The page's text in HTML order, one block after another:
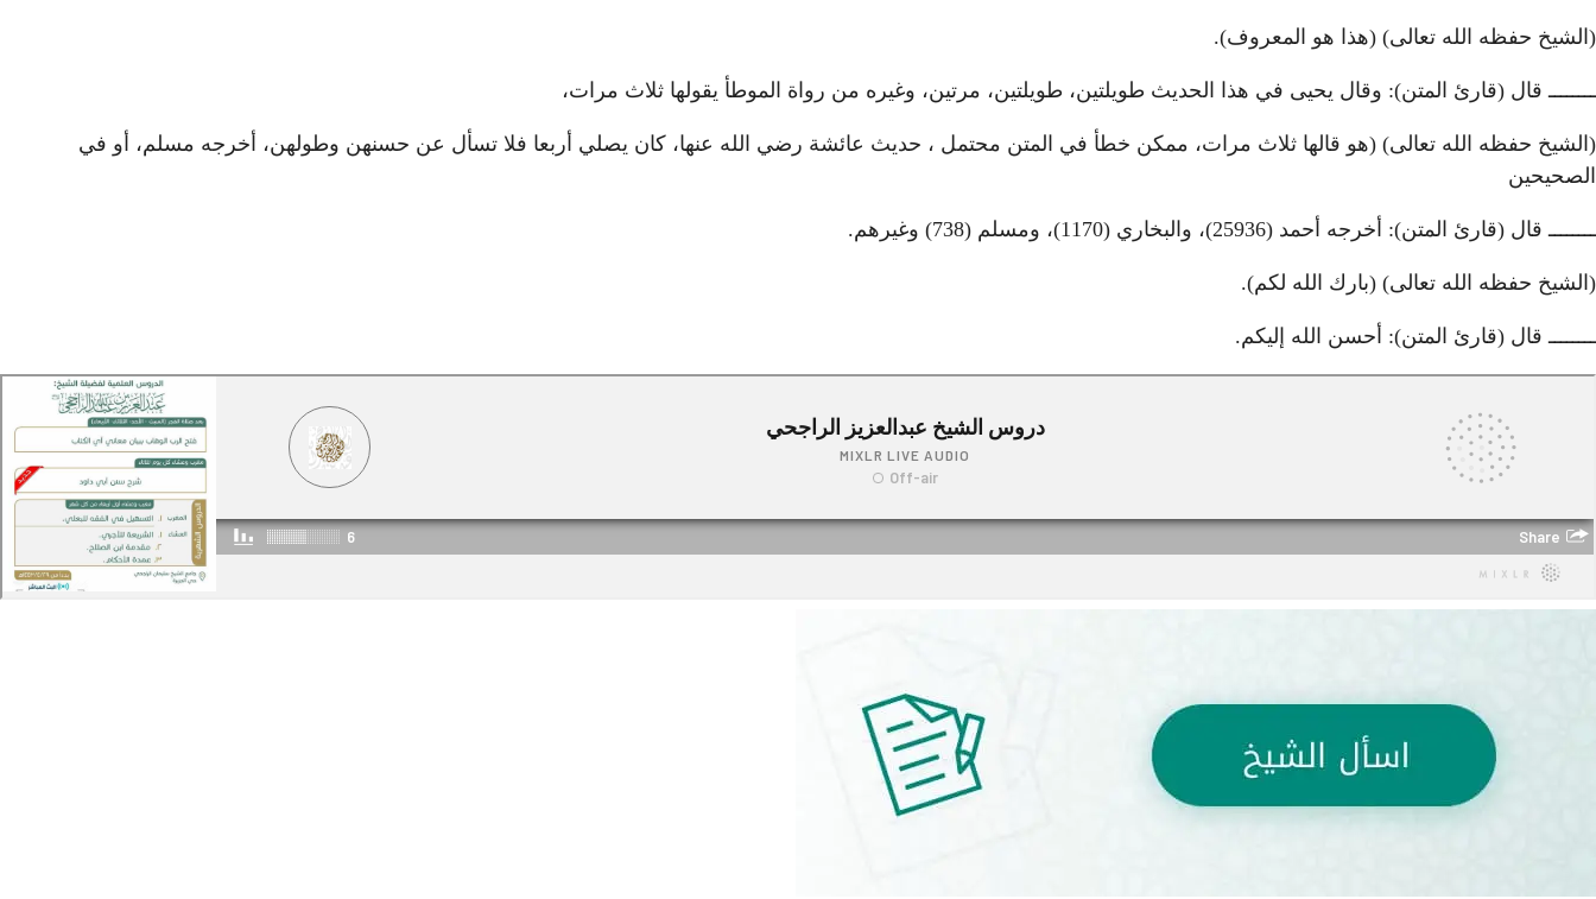
(الشيخ حفظه الله تعالى) (هذا هو المعروف).
ــــــــ قال (قارئ المتن): وقال يحيى في هذا الحديث طويلتين، طويلتين، مرتين، وغيره من رواة الموطأ يقولها ثلاث مرات،
(الشيخ حفظه الله تعالى) (هو قالها ثلاث مرات، ممكن خطأ في المتن محتمل ، حديث عائشة رضي الله عنها، كان يصلي أربعا فلا تسأل عن حسنهن وطولهن، أخرجه مسلم، أو في
الصحيحين
ــــــــ قال (قارئ المتن): أخرجه أحمد (25936)، والبخاري (1170)، ومسلم (738) وغيرهم.
(الشيخ حفظه الله تعالى) (بارك الله لكم).
ــــــــ قال (قارئ المتن): أحسن الله إليكم.